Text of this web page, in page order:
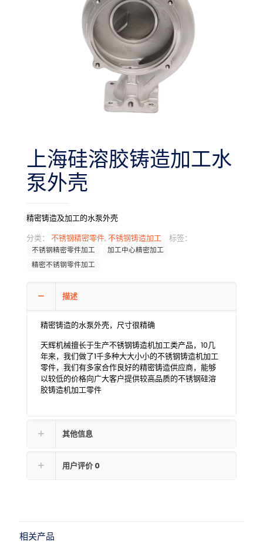
上海硅溶胶铸造加工水
泵外壳
精密铸造及加工的水泵外壳
分类： 不锈钢精密零件, 不锈钢铸造加工 标签：
不锈钢精密零件加工
加工中心精密加工
精密不锈钢零件加工
描述
精密铸造的水泵外壳，尺寸很精确
天辉机械擅长于生产不锈钢铸造机加工类产品，10几
年来，我们做了1千多种大大小小的不锈钢铸造机加工
零件，我们有多家合作良好的精密铸造供应商，能够
以较低的价格向广大客户提供较高品质的不锈钢硅溶
胶铸造机加工零件
其他信息
用户评价 0
相关产品